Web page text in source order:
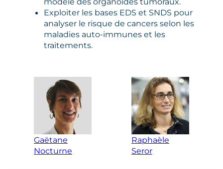
Exploiter les bases EDS et SNDS pour
analyser le risque de cancers selon les
maladies auto‑immunes et les
traitements.
Gaëtane
Nocturne
Raphaèle
Seror